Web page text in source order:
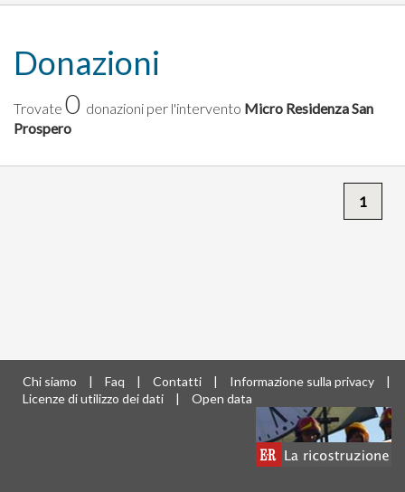
INTERVENTI
Donazioni
Trovate 0 donazioni per l'intervento Micro Residenza San
Prospero
1
Chi siamo | Faq | Contatti | Informazione sulla privacy
|
Licenze di utilizzo dei dati
| Open data